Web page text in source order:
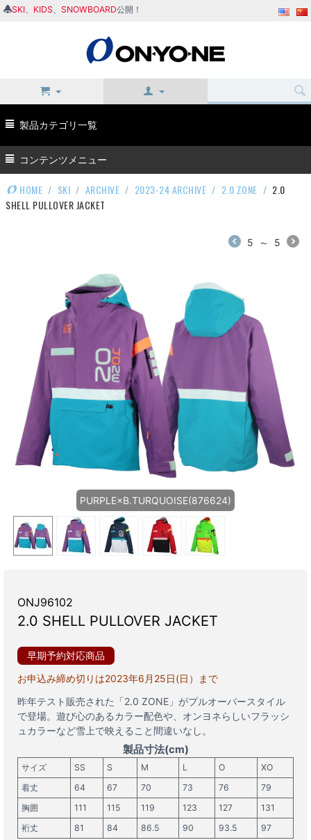
SKI KIDS SNOWBOARD公開！
製品カテゴリ一覧
コンテンツメニュー
HOME / SKI / ARCHIVE / 2023-24 ARCHIVE / 2.0 ZONE / 2.0
SHELL PULLOVER JACKET
5 ～ 5
PURPLE×B.TURQUOISE(876624)
ONJ96102
2.0 SHELL PULLOVER JACKET
早期予約対応商品
お申込み締め切りは2023年6月25日(日）まで
昨年テスト販売された「2.0 ZONE」がプルオーバースタイル
で登場。遊び心のあるカラー配色や、オンヨネらしいフラッシ
ュカラーなど雪上で映えること間違いなし。
製品寸法(cm)
サイズ SS S M L O
XO
着丈
64 67 70 73 76
79
胸囲
111 115 119 123 127
131
裄丈
81 84 86.5 90 93.5 97